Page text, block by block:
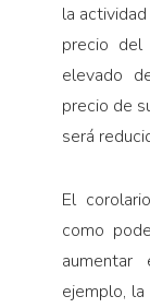
la
precio del
elevado
precio de
será
El
como
ejemplo,